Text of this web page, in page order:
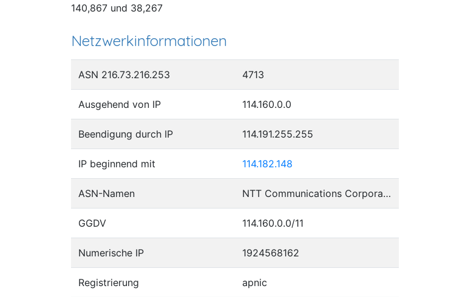
140,867 und 38,267
Netzwerkinformationen
ASN 216.73.216.253 4713
Ausgehend von IP 114.160.0.0
Beendigung durch IP 114.191.255.255
IP beginnend mit 114.182.148
ASN-Namen NTT Communications Corporation
GGDV 114.160.0.0/11
Numerische IP 1924568162
Registrierung apnic